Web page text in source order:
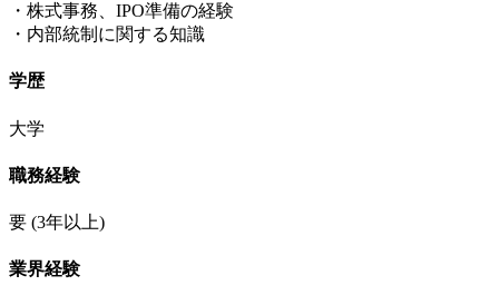
・株式事務、IPO準備の経験
・内部統制に関する知識
学歴
大学
職務経験
要 (3年以上)
業界経験